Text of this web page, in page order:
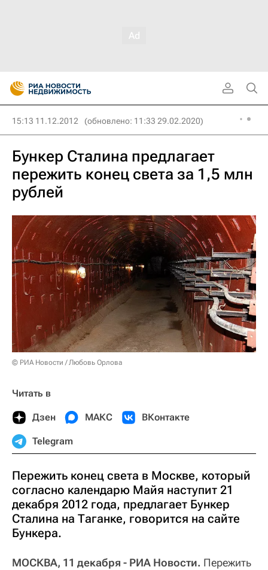
15:13 11.12.2012 (обновлено: 11:33 29.02.2020)
Бункер Сталина предлагает
пережить конец света за 1,5 млн
рублей
© РИА Новости / Любовь Орлова
Читать в
Дзен МАКС ВКонтакте
Telegram
Пережить конец света в Москве, который
согласно календарю Майя наступит 21
декабря 2012 года, предлагает Бункер
Сталина на Таганке, говорится на сайте
Бункера.
МОСКВА, 11 декабря - РИА Новости. Пережить